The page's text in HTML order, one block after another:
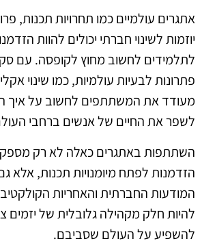
אתגרים עולמיים כמו תחרויות תכנות,
יוזמות לשינוי חברתי יכולים להוות
לתלמידים לחשוב מחוץ לקופסה. עם
פתרונות לבעיות עולמיות, כמו שינוי
מעודד את המשתתפים לחשוב על איך
לשפר את החיים של אנשים ברחבי
השתתפות באתגרים כאלה לא רק
הזדמנות לפתח מיומנויות תכנות, אלא
המודעות החברתית והאחריות
להיות חלק מקהילה גלובלית של יזמים
להשפיע על העולם שסביבם.